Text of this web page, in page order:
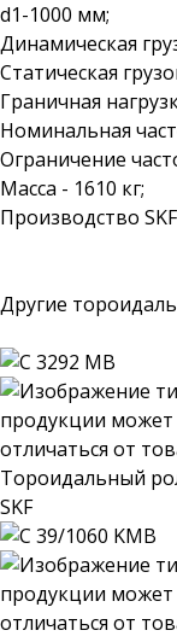
d1-1000 мм;
Динамическая
Статическая
Граничная
Номинальная
Ограничение
Масса - 1610 кг;
Производство SKF
Другие
Тороидальный
SKF